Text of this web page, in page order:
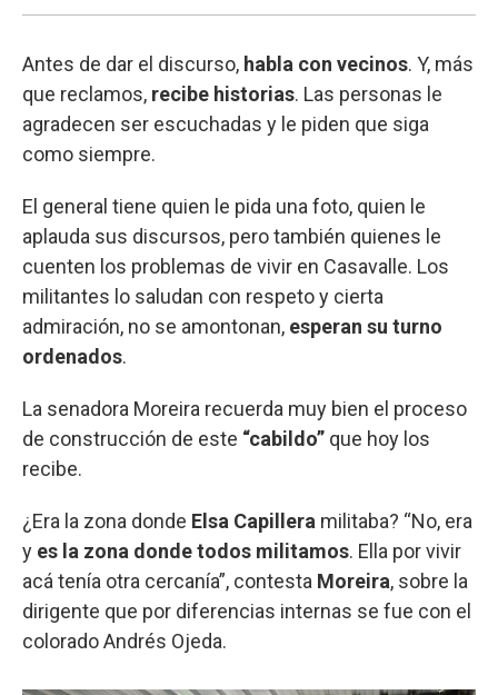
Antes de dar el discurso, habla con vecinos. Y, más
que reclamos, recibe historias. Las personas le
agradecen ser escuchadas y le piden que siga
como siempre.
El general tiene quien le pida una foto, quien le
aplauda sus discursos, pero también quienes le
cuenten los problemas de vivir en Casavalle. Los
militantes lo saludan con respeto y cierta
admiración, no se amontonan, esperan su turno
ordenados.
La senadora Moreira recuerda muy bien el proceso
de construcción de este “cabildo” que hoy los
recibe.
¿Era la zona donde Elsa Capillera militaba? “No, era
y es la zona donde todos militamos. Ella por vivir
acá tenía otra cercanía”, contesta Moreira, sobre la
dirigente que por diferencias internas se fue con el
colorado Andrés Ojeda.